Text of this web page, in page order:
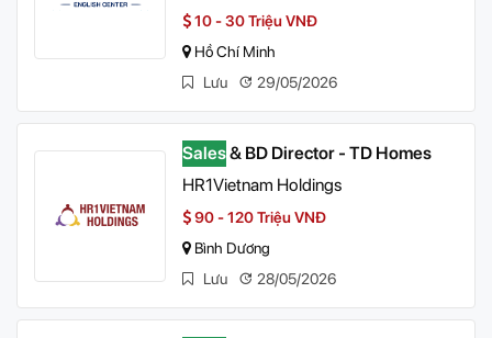
10 - 30 Triệu VNĐ
Hồ Chí Minh
Lưu
29/05/2026
Sales& BD Director - TD Homes
HR1Vietnam Holdings
90 - 120 Triệu VNĐ
Bình Dương
Lưu
28/05/2026